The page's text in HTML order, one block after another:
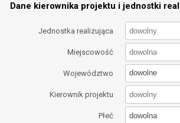
Dane kierownika projektu i jednostki
Jednostka realizująca
Miejscowość
Województwo dowolne
Kierownik projektu
Płeć dowolna